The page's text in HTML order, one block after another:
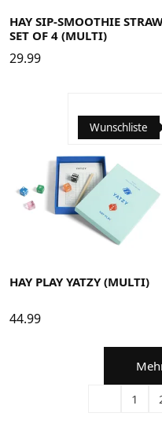
HAY SIP-SMOOTHIE
SET OF 4 (MULTI)
29.99
Wunschliste
HAY PLAY YATZY (MULTI)
44.99
1